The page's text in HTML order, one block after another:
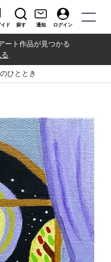
ド 探す 通知 ログイン
ート作品が見つかる
ひととき